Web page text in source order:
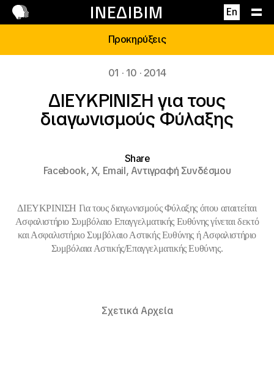
ΙΝΕΔΙΒΙΜ En
Επικοινωνία
Προκηρύξεις
01 · 10 · 2014
ΔΙΕΥΚΡΙΝΙΣH για τους
διαγωνισμούς Φύλαξης
Share
Facebook,X, Email,Αντιγραφή Συνδέσμου
ΔΙΕΥΚΡΙΝΙΣH Για τους διαγωνισμούς Φύλαξης όπου απαιτείται
Ασφαλιστήριο Συμβόλαιο Επαγγελματικής Ευθύνης γίνεται δεκτό
και Ασφαλιστήριο Συμβόλαιο Αστικής Ευθύνης ή Ασφαλιστήριο
Συμβόλαια Αστικής/Επαγγελματικής Ευθύνης.
Σχετικά Αρχεία